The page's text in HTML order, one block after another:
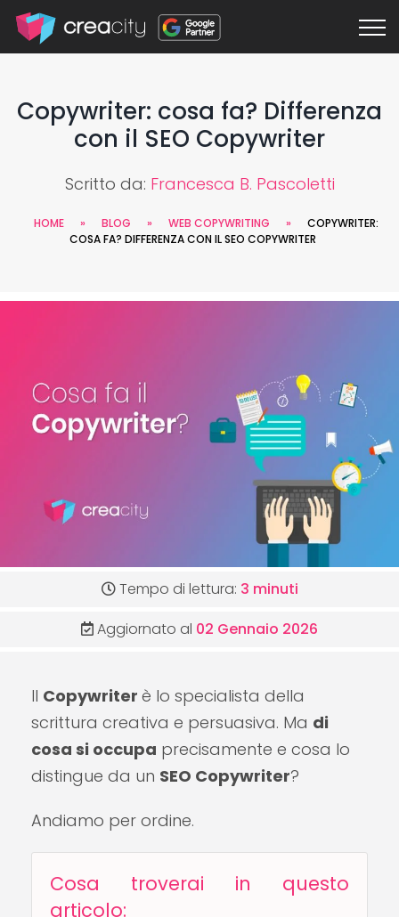
Copywriter: cosa fa? Differenza
con il SEO Copywriter
Scritto da: Francesca B. Pascoletti
HOME » BLOG » WEB COPYWRITING »
COPYWRITER:
COSA FA? DIFFERENZA CON IL SEO COPYWRITER
Tempo di lettura: 3 minuti
Aggiornato al 02 Gennaio 2026
Il Copywriter è lo specialista della
scrittura creativa e persuasiva. Ma di
cosa si occupa precisamente e cosa lo
distingue da un SEO Copywriter?
Andiamo per ordine.
Cosa troverai in questo
articolo: